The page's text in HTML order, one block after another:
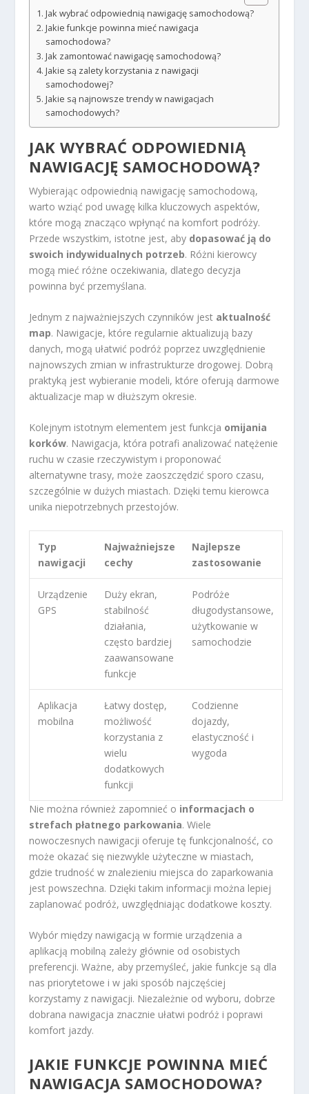
Jak wybrać odpowiednią nawigację samochodową?
Jakie funkcje powinna mieć nawigacja
samochodowa?
Jak zamontować nawigację samochodową?
Jakie są zalety korzystania z nawigacji
samochodowej?
Jakie są najnowsze trendy w nawigacjach
samochodowych?
JAK WYBRAĆ ODPOWIEDNIĄ
NAWIGACJĘ SAMOCHODOWĄ?
Wybierając odpowiednią nawigację samochodową,
warto wziąć pod uwagę kilka kluczowych aspektów,
które mogą znacząco wpłynąć na komfort podróży.
Przede wszystkim, istotne jest, aby dopasować ją do
swoich indywidualnych potrzeb. Różni kierowcy
mogą mieć różne oczekiwania, dlatego decyzja
powinna być przemyślana.
Jednym z najważniejszych czynników jest aktualność
map. Nawigacje, które regularnie aktualizują bazy
danych, mogą ułatwić podróż poprzez uwzględnienie
najnowszych zmian w infrastrukturze drogowej. Dobrą
praktyką jest wybieranie modeli, które oferują darmowe
aktualizacje map w dłuższym okresie.
Kolejnym istotnym elementem jest funkcja omijania
korków. Nawigacja, która potrafi analizować natężenie
ruchu w czasie rzeczywistym i proponować
alternatywne trasy, może zaoszczędzić sporo czasu,
szczególnie w dużych miastach. Dzięki temu kierowca
unika niepotrzebnych przestojów.
Typ
nawigacji
Najważniejsze
cechy
Najlepsze
zastosowanie
Urządzenie
GPS
Duży ekran,
stabilność
działania,
często bardziej
zaawansowane
funkcje
Podróże
długodystansowe,
użytkowanie w
samochodzie
Aplikacja
mobilna
Łatwy dostęp,
możliwość
korzystania z
wielu
dodatkowych
funkcji
Codzienne
dojazdy,
elastyczność i
wygoda
Nie można również zapomnieć o informacjach o
strefach płatnego parkowania. Wiele
nowoczesnych nawigacji oferuje tę funkcjonalność, co
może okazać się niezwykle użyteczne w miastach,
gdzie trudność w znalezieniu miejsca do zaparkowania
jest powszechna. Dzięki takim informacji można lepiej
zaplanować podróż, uwzględniając dodatkowe koszty.
Wybór między nawigacją w formie urządzenia a
aplikacją mobilną zależy głównie od osobistych
preferencji. Ważne, aby przemyśleć, jakie funkcje są dla
nas priorytetowe i w jaki sposób najczęściej
korzystamy z nawigacji. Niezależnie od wyboru, dobrze
dobrana nawigacja znacznie ułatwi podróż i poprawi
komfort jazdy.
JAKIE FUNKCJE POWINNA MIEĆ
NAWIGACJA SAMOCHODOWA?